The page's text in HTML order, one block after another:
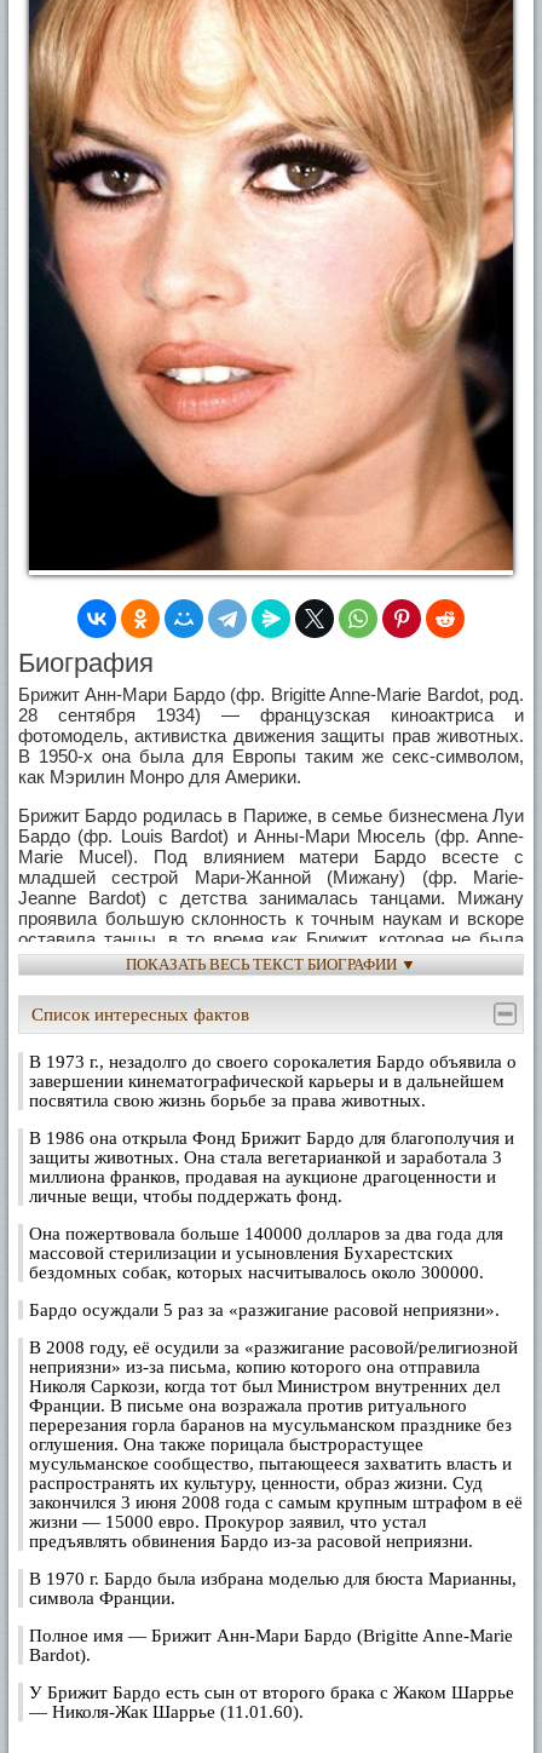
Биография
Брижит Анн-Мари Бардо (фр. Brigitte Anne-Marie Bardot, род.
28 сентября 1934) — французская киноактриса и
фотомодель, активистка движения защиты прав животных.
В 1950-х она была для Европы таким же секс-символом,
как Мэрилин Монро для Америки.
Брижит Бардо родилась в Париже, в семье бизнесмена Луи
Бардо (фр. Louis Bardot) и Анны-Мари Мюсель (фр. Anne-
Marie Mucel). Под влиянием матери Бардо всесте с
младшей сестрой Мари-Жанной (Мижану) (фр. Marie-
Jeanne Bardot) с детства занималась танцами. Мижану
проявила большую склонность к точным наукам и вскоре
оставила танцы, в то время как Брижит, которая не была
способной ученицей в школе, но обладала природной
пластикой и грацией, решила сосредоточить свои усилия на
балетной карьере.
В 1937 году, когда маленькая девочка схватила за руку
соседского мальчишку и побежала по полю, а ее отец
потянулся за кинокамерой, семья считала Брижит гадким
утенком. Немного повзрослев, она почувствует это сама.
Школьницей Брижит Бардо не любила смотреться в
зеркало - радоваться ей было нечему. Выступающие
вперед зубы, косые глаза, удручающе прямые волосы
тускло-каштанового цвета (в школе их называли
"палками"). Ее левый глаз видел лишь на десять
процентов, на передних зубах она носила проволочку,
чтобы исправить прикус, с косоглазием боролись
специальные очки. Мама заставляла ее носить шерстяное
белье (штанишки полагалось натягивать до самых
подмышек, где их для верности прихватывали веревочкой),
бабушка пичкала витаминными галетами, в школе ее
считали отпетой двоечницей - она куксилась, грустила,
завидовала красавице-сестре и чувствовала себя глубоко
несчастной.
Воспоминания о детстве у нее были самыми
разнообразными. Так, во время войны отец двадцать
километров нес ее на плечах, а перед этим он ровно
столько же отшагал, добираясь до фермы, на которой она
жила. Вспоминала Брижит и галстук, которым он время от
времени хлестал ее по попе, и открытое окно, в котором
папа иногда балансировал на одной ноге, к недоумению и
восторгу задравших головы прохожих. Иногда родители
начинали кричать друг на друга прямо за завтраком, потом
убегали, запирались в папиной комнате, а затем папа
начинал собирать чемоданы или пытался выброситься с
с подоконника, а девочка смотрела, слушала и запоминала.
Нежная, порывистая, неуверенная в себе, отчаянно
ПОКАЗАТЬ ВЕСЬ ТЕКСТ БИОГРАФИИ ▼
Список интересных фактов
В 1973 г., незадолго до своего сорокалетия Бардо объявила о
завершении кинематографической карьеры и в дальнейшем
посвятила свою жизнь борьбе за права животных.
В 1986 она открыла Фонд Брижит Бардо для благополучия и
защиты животных. Она стала вегетарианкой и заработала 3
миллиона франков, продавая на аукционе драгоценности и
личные вещи, чтобы поддержать фонд.
Она пожертвовала больше 140000 долларов за два года для
массовой стерилизации и усыновления Бухарестских
бездомных собак, которых насчитывалось около 300000.
Бардо осуждали 5 раз за «разжигание расовой неприязни».
В 2008 году, её осудили за «разжигание расовой/религиозной
неприязни» из-за письма, копию которого она отправила
Николя Саркози, когда тот был Министром внутренних дел
Франции. В письме она возражала против ритуального
перерезания горла баранов на мусульманском празднике без
оглушения. Она также порицала быстрорастущее
мусульманское сообщество, пытающееся захватить власть и
распространять их культуру, ценности, образ жизни. Суд
закончился 3 июня 2008 года с самым крупным штрафом в её
жизни — 15000 евро. Прокурор заявил, что устал
предъявлять обвинения Бардо из-за расовой неприязни.
В 1970 г. Бардо была избрана моделью для бюста Марианны,
символа Франции.
Полное имя — Брижит Анн-Мари Бардо (Brigitte Anne-Marie
Bardot).
У Брижит Бардо есть сын от второго брака с Жаком Шаррье
— Николя-Жак Шаррье (11.01.60).